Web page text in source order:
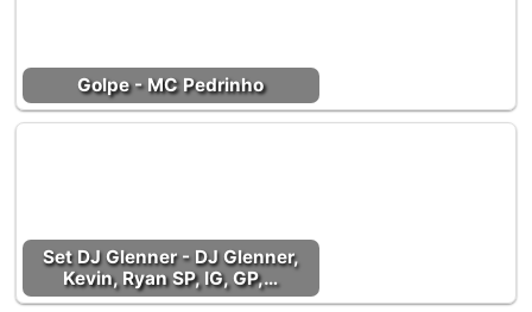
Golpe - MC Pedrinho
Set DJ Glenner - DJ Glenner,
Kevin, Ryan SP, IG, GP,…